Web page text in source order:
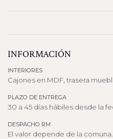
INFORMACIÓN
INTERIORES
Cajones en MDF, trasera
PLAZO DE ENTREGA
30 a 45 días hábiles desde la
DESPACHO RM
El valor depende de la comuna.